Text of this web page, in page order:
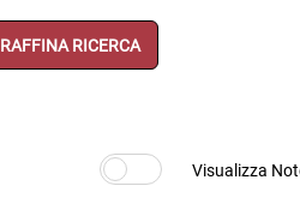
RAFFINA RICERCA